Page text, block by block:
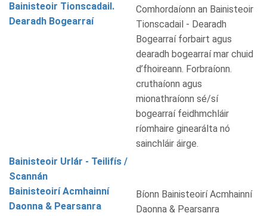
Bainisteoir Tionscadail.
Dearadh Bogearraí
Comhordaíonn an Bainisteoir
Tionscadail - Dearadh
Bogearraí forbairt agus
dearadh bogearraí mar chuid
d’fhoireann. Forbraíonn.
cruthaíonn agus
mionathraíonn sé/sí
bogearraí feidhmchláir
ríomhaire ginearálta nó
sainchláir áirge.
Bainisteoir Urlár - Teilifís /
Scannán
Bainisteoirí Acmhainní
Daonna & Pearsanra
Bíonn Bainisteoirí Acmhainní
Daonna & Pearsanra